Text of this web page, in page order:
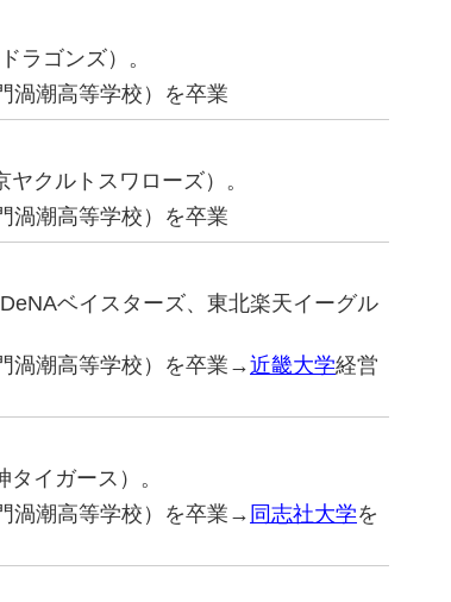
ラゴンズ）。
渦潮高等学校）を卒業
クルトスワローズ）。
渦潮高等学校）を卒業
ベイスターズ、東北楽天イーグル
渦潮高等学校）を卒業→近畿大学経営
イガース）。
渦潮高等学校）を卒業→ 同志社大学を